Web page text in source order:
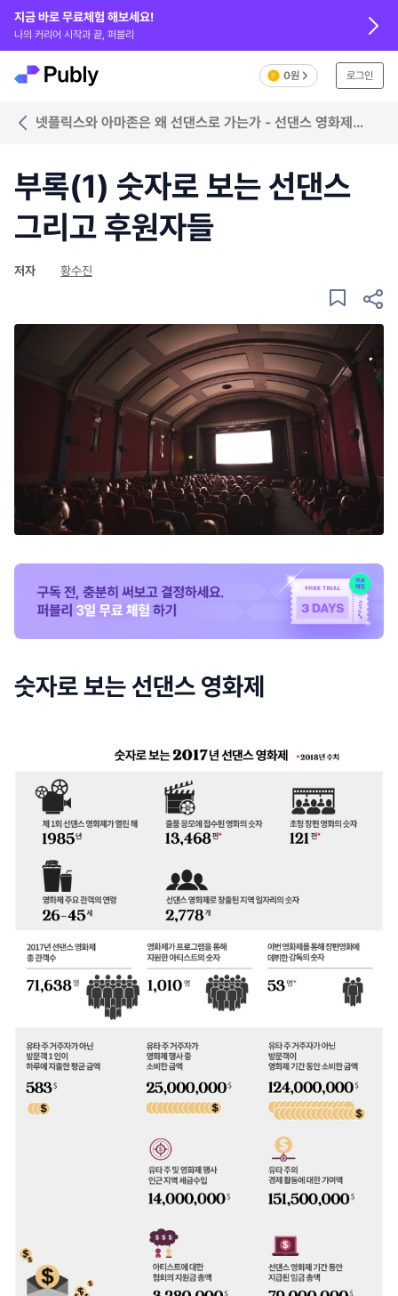
지금 바로 무료체험 해보세요!
나의 커리어 시작과 끝, 퍼블리
0원 로그인
넷플릭스와 아마존은 왜 선댄스로 가는가 - 선댄스 영화제
부록(1) 숫자로 보는 선댄스
그리고 후원자들
저자 황수진
숫자로 보는 선댄스 영화제